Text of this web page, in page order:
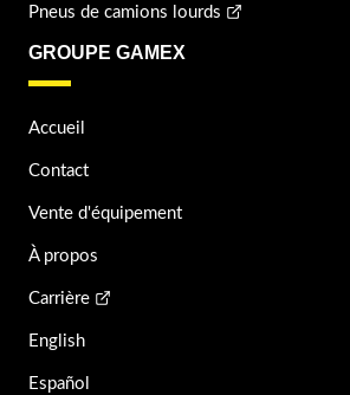
Pneus de camions lourds
GROUPE GAMEX
Accueil
Contact
Vente d'équipement
À propos
Carrière
English
Español